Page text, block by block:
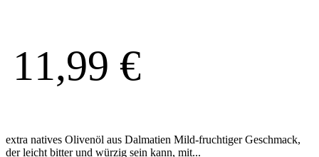
11,99 €
extra natives Olivenöl aus Dalmatien Mild-fruchtiger Geschmack,
der leicht bitter und würzig sein kann, mit...